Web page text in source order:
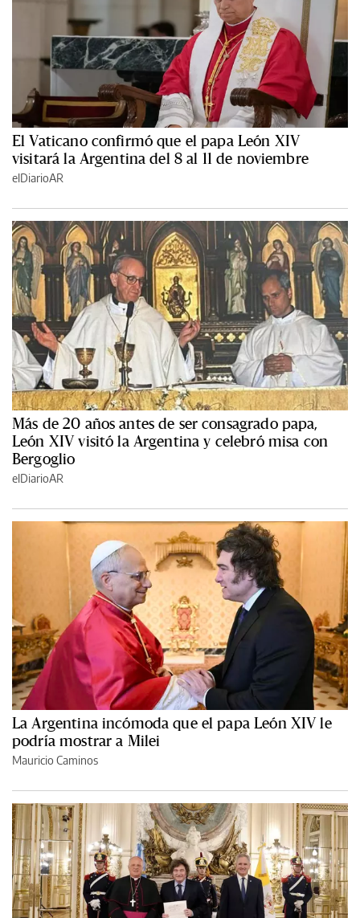
El Vaticano confirmó que el papa León XIV
visitará la Argentina del 8 al 11 de noviembre
elDiarioAR
Más de 20 años antes de ser consagrado papa,
León XIV visitó la Argentina y celebró misa con
Bergoglio
elDiarioAR
La Argentina incómoda que el papa León XIV le
podría mostrar a Milei
Mauricio Caminos